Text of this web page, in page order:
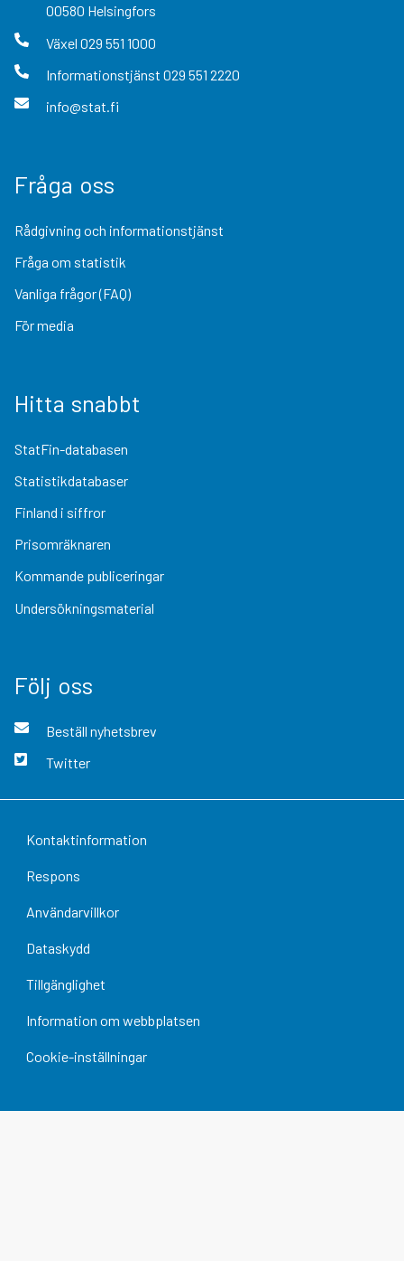
00580 Helsingfors
Växel 029 551 1000
Informationstjänst 029 551 2220
info@stat.fi
Fråga oss
Rådgivning och informationstjänst
Fråga om statistik
Vanliga frågor (FAQ)
För media
Hitta snabbt
StatFin-databasen
Statistikdatabaser
Finland i siffror
Prisomräknaren
Kommande publiceringar
Undersökningsmaterial
Följ oss
Beställ nyhetsbrev
Twitter
Kontaktinformation
Respons
Användarvillkor
Dataskydd
Tillgänglighet
Information om webbplatsen
Cookie-inställningar